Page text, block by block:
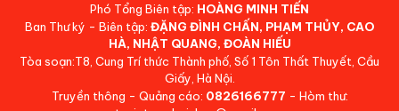
Phó Tổng Biên tập: HOÀNG MINH TIẾN
Ban Thư ký - Biên tập: ĐẶNG ĐÌNH CHẤN, PHẠM THỦY, CAO
HÀ, NHẬT QUANG, ĐOÀN HIẾU
Tòa soạn:T8, Cung Trí thức Thành phố, Số 1 Tôn Thất Thuyết, Cầu
Giấy, Hà Nội.
Truyền thông - Quảng cáo: 0826166777 - Hòm thư: